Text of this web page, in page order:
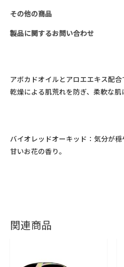
デ
ィ
ョ
ン
その他の商品
製品に関するお問い合わせ
アボカドオイルとアロエエキス配
乾燥による肌荒れを防ぎ、柔軟な肌
バイオレッドオーキッド：気分が
甘いお花の香り。
関連商品